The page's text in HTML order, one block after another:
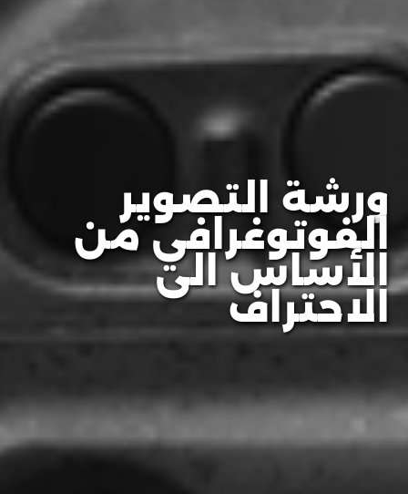
ورشة التصوير
الفوتوغرافي من
الأساس الى
الاحتراف